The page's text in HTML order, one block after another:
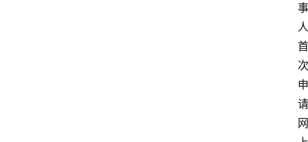
事
人
首
次
申
请
网